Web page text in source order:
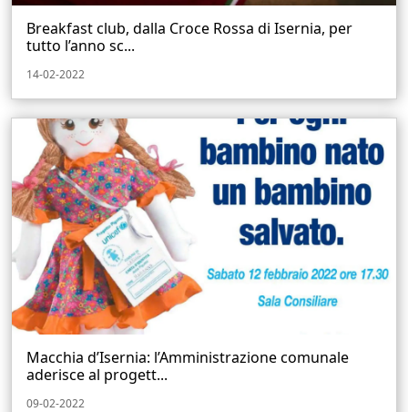
Breakfast club, dalla Croce Rossa di Isernia, per
tutto l’anno sc...
14-02-2022
Macchia d’Isernia: l’Amministrazione comunale
aderisce al progett...
09-02-2022